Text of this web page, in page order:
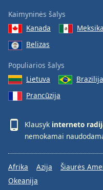
Kaimyninės šalys
Kanada
Meksika
Belizas
Populiarios šalys
Lietuva
Brazilija
Prancūzija
Klausyk interneto
nemokamai
Afrika Azija Šiaurės
Okeanija